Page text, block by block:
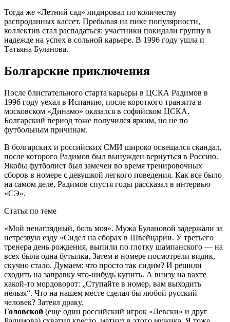
Тогда же «Летний сад» лидировал по количеству
распроданных кассет. Пребывая на пике популярности,
коллектив стал распадаться: участники покидали группу в
надежде на успех в сольной карьере. В 1996 году ушла и
Татьяна Буланова.
Болгарские приключения
После блистательного старта карьеры в ЦСКА Радимов в
1996 году уехал в Испанию, после короткого транзита в
московском «Динамо» оказался в софийском ЦСКА.
Болгарский период тоже получился ярким, но не по
футбольным причинам.
В болгарских и российских СМИ широко освещался скандал,
после которого Радимов был вынужден вернуться в Россию.
Якобы футболист был замечен во время тренировочных
сборов в номере с девушкой легкого поведения. Как все было
на самом деле, Радимов спустя годы рассказал в интервью
«СЭ».
Статья по теме
«Мой ненаглядный, боль моя». Мужа Булановой задержали за
нетрезвую езду «Сидел на сборах в Швейцарии. У третьего
тренера день рождения, выпили по глотку шампанского — на
всех была одна бутылка. Затем в номере посмотрели видик,
скучно стало. Думаем: что просто так сидим? И решили
сходить на заправку что-нибудь купить. А внизу на вахте
какой-то мордоворот: „Ступайте в номер, вам выходить
нельзя“. Что на нашем месте сделал бы любой русский
человек? Затеял драку.
Головской (еще один российский игрок «Левски» и друг